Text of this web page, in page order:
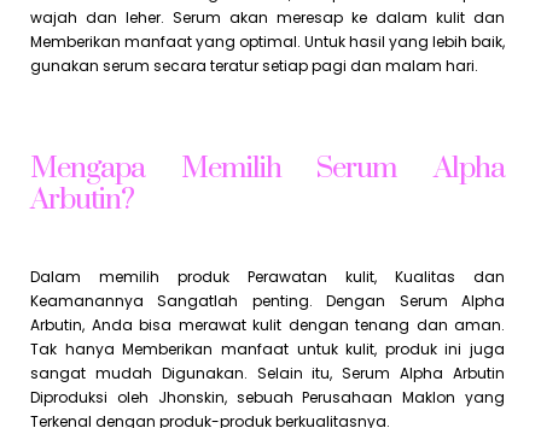
wajah dan leher. Serum akan meresap ke dalam kulit dan
Memberikan manfaat yang optimal. Untuk hasil yang lebih baik,
gunakan serum secara teratur setiap pagi dan malam hari.
Mengapa Memilih Serum Alpha
Arbutin?
Dalam memilih produk Perawatan kulit, Kualitas dan
Keamanannya Sangatlah penting. Dengan Serum Alpha
Arbutin, Anda bisa merawat kulit dengan tenang dan aman.
Tak hanya Memberikan manfaat untuk kulit, produk ini juga
sangat mudah Digunakan. Selain itu, Serum Alpha Arbutin
Diproduksi oleh Jhonskin, sebuah Perusahaan Maklon yang
Terkenal dengan produk-produk berkualitasnya.